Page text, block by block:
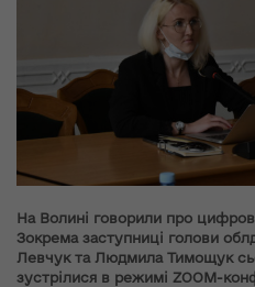
На Волині говорили про
Зокрема заступниці голови
Левчук та Людмила Тимощук
зустрілися в режимі ZOOM-